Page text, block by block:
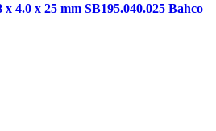
4.0 x 25 mm SB195.040.025 Bahco